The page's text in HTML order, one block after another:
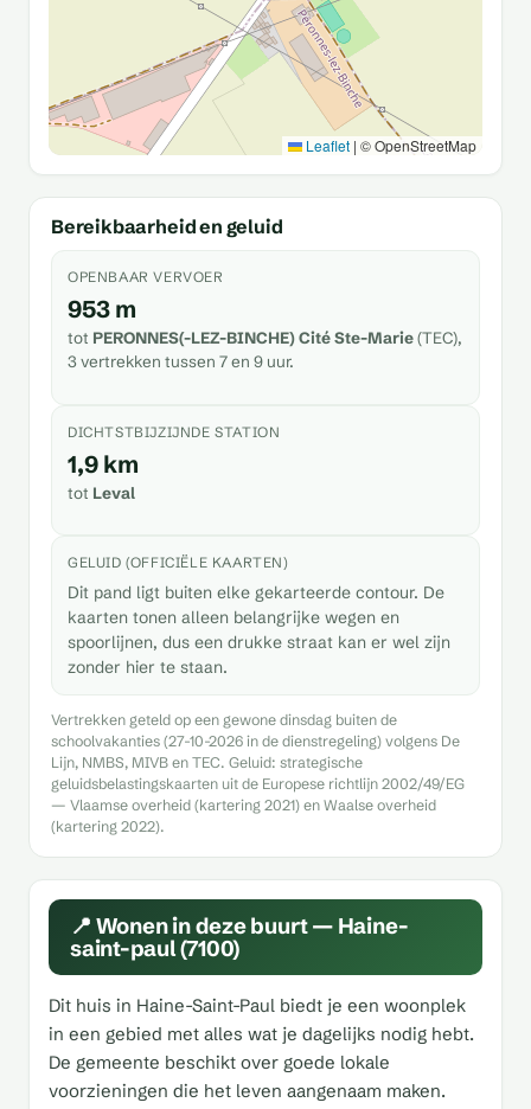
Leaflet | © OpenStreetMap
Bereikbaarheid en geluid
OPENBAAR VERVOER
953 m
tot PERONNES(-LEZ-BINCHE) Cité Ste-Marie(TEC),
3 vertrekken tussen 7 en 9 uur.
DICHTSTBIJZIJNDE STATION
1,9 km
tot Leval
GELUID (OFFICIËLE KAARTEN)
Dit pand ligt buiten elke gekarteerde contour. De
kaarten tonen alleen belangrijke wegen en
spoorlijnen, dus een drukke straat kan er wel zijn
zonder hier te staan.
Vertrekken geteld op een gewone dinsdag buiten de
schoolvakanties (27-10-2026 in de dienstregeling) volgens De
Lijn, NMBS, MIVB en TEC. Geluid: strategische
geluidsbelastingskaarten uit de Europese richtlijn 2002/49/EG
— Vlaamse overheid (kartering 2021) en Waalse overheid
(kartering 2022).
📍 Wonen in deze buurt — Haine-
saint-paul (7100)
Dit huis in Haine-Saint-Paul biedt je een woonplek
in een gebied met alles wat je dagelijks nodig hebt.
De gemeente beschikt over goede lokale
voorzieningen die het leven aangenaam maken.